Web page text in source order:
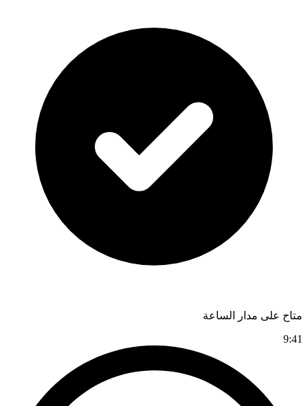
متاح على مدار الساعة
9:41